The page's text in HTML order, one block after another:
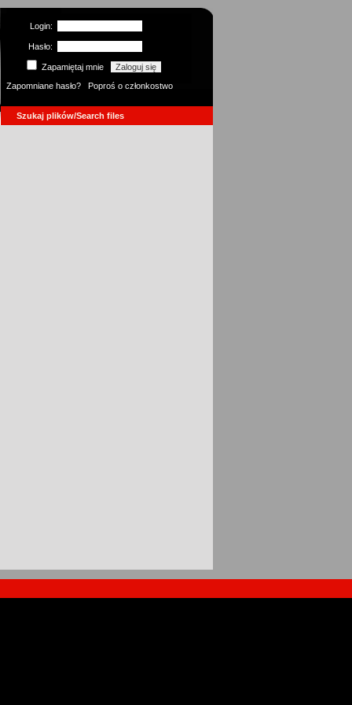
Login:
Hasło:
Zapamiętaj mnie
Zapomniane hasło?
Poproś o członkostwo
Szukaj plików/Search files